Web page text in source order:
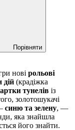
Порівняти
нові рольові
дій (крадіжка
тунелів із
золотошукачі
синю та зелену, —
яка знайшла
його знайти.